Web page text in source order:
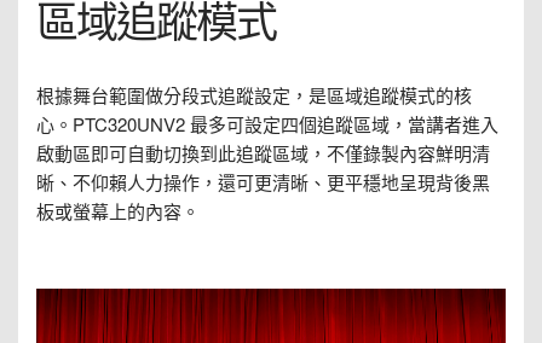
區域追蹤模式
根據舞台範圍做分段式追蹤設定，是區域追蹤模式的核
心。PTC320UNV2 最多可設定四個追蹤區域，當講者進入
啟動區即可自動切換到此追蹤區域，不僅錄製內容鮮明清
晰、不仰賴人力操作，還可更清晰、更平穩地呈現背後黑
板或螢幕上的內容。